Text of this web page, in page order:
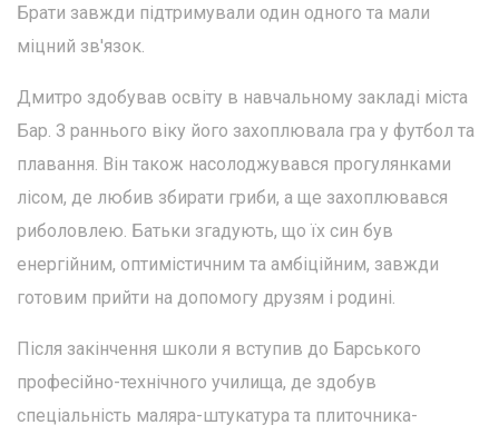
Брати завжди підтримували один одного та мали
міцний зв'язок.
Дмитро здобував освіту в навчальному закладі міста
Бар. З раннього віку його захоплювала гра у футбол та
плавання. Він також насолоджувався прогулянками
лісом, де любив збирати гриби, а ще захоплювався
риболовлею. Батьки згадують, що їх син був
енергійним, оптимістичним та амбіційним, завжди
готовим прийти на допомогу друзям і родині.
Після закінчення школи я вступив до Барського
професійно-технічного училища, де здобув
спеціальність маляра-штукатура та плиточника-